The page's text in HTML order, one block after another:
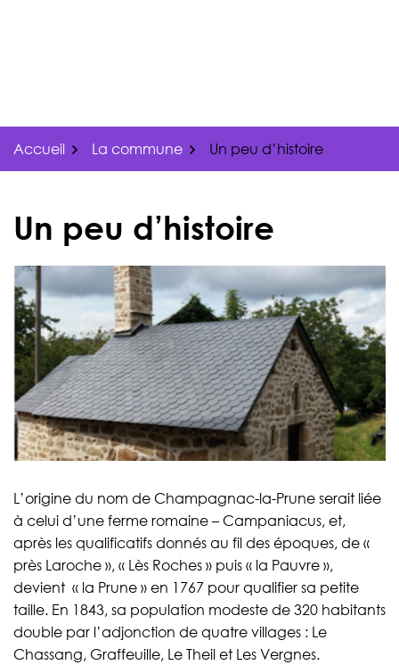
Accueil La commune Un peu d’histoire
Un peu d’histoire
L’origine du nom de Champagnac-la-Prune serait liée
à celui d’une ferme romaine – Campaniacus, et,
après les qualificatifs donnés au fil des époques, de «
près Laroche », « Lès Roches » puis « la Pauvre »,
devient « la Prune » en 1767 pour qualifier sa petite
taille. En 1843, sa population modeste de 320 habitants
double par l’adjonction de quatre villages : Le
Chassang, Graffeuille, Le Theil et Les Vergnes.